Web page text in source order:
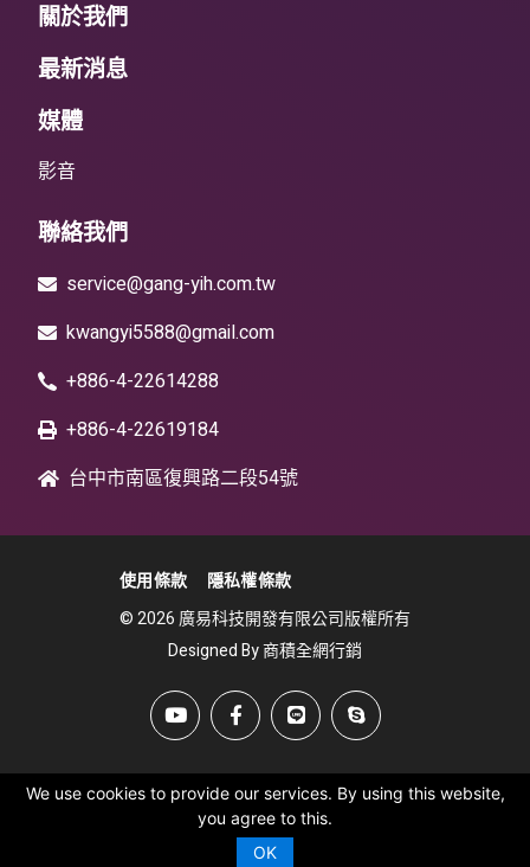
關於我們
最新消息
媒體
影音
聯絡我們
service@gang-yih.com.tw
kwangyi5588@gmail.com
+886-4-22614288
+886-4-22619184
台中市南區復興路二段54號
使用條款
隱私權條款
© 2026 廣易科技開發有限公司版權所有
Designed By 商積全網行銷
We use cookies to provide our services. By using this website,
you agree to this.
OK